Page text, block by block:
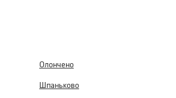
Олончено
Шпаньково